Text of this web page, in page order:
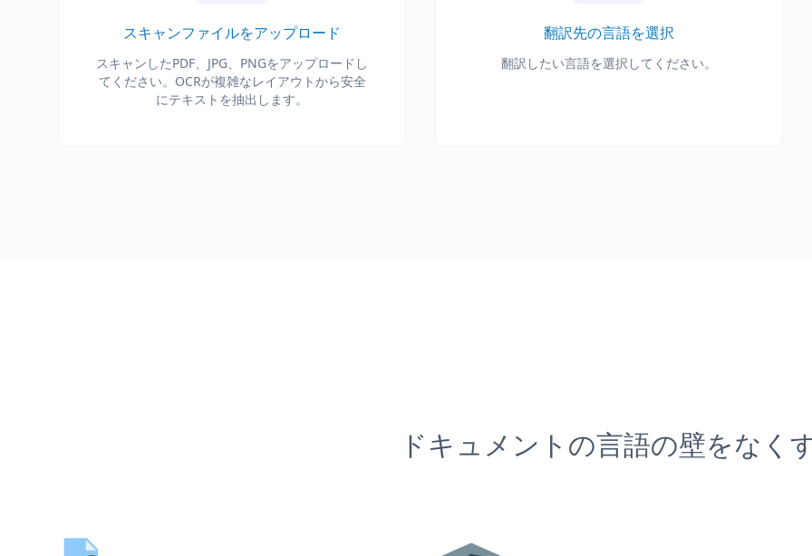
スキャンファイルをアップロード
スキャンしたPDF、JPG、PNGをアップロードし
てください。OCRが複雑なレイアウトから安全
にテキストを抽出します。
翻訳先の言語を選択
翻訳したい言語を選択してください。
ドキュメントの言語の壁をなく